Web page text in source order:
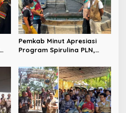
Pemkab Minut Apresiasi
Program Spirulina PLN,
Jadi Sentra Pangan
Berbasis Energi Bersih